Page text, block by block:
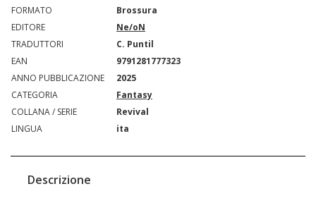
FORMATO
Brossura
EDITORE
Ne/oN
TRADUTTORI
C. Puntil
EAN
9791281777323
ANNO PUBBLICAZIONE
2025
CATEGORIA
Fantasy
COLLANA / SERIE
Revival
LINGUA
ita
Descrizione